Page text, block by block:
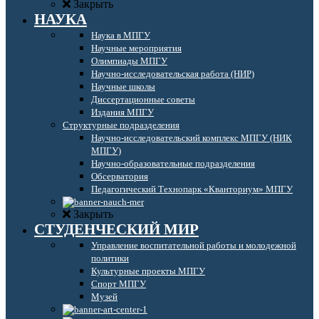
Закрыть
НАУКА
Наука в МПГУ
Научные мероприятия
Олимпиады МПГУ
Научно-исследовательская работа (НИР)
Научные школы
Диссертационные советы
Издания МПГУ
Структурные подразделения
Научно-исследовательский комплекс МПГУ (НИК
МПГУ)
Научно-образовательные подразделения
Обсерватория
Педагогический Технопарк «Кванториум» МПГУ
Закрыть
СТУДЕНЧЕСКИЙ МИР
Управление воспитательной работы и молодежной
политики
Культурные проекты МПГУ
Спорт МПГУ
Музей